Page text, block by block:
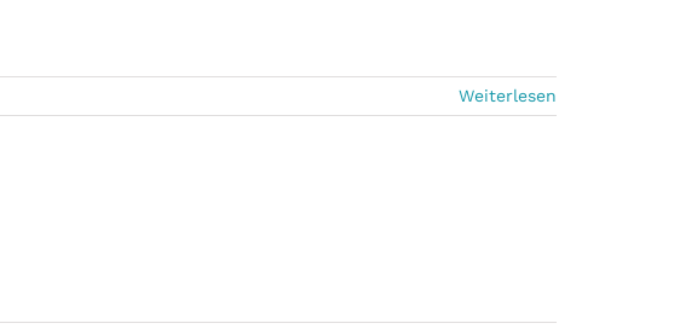
Weiterlesen